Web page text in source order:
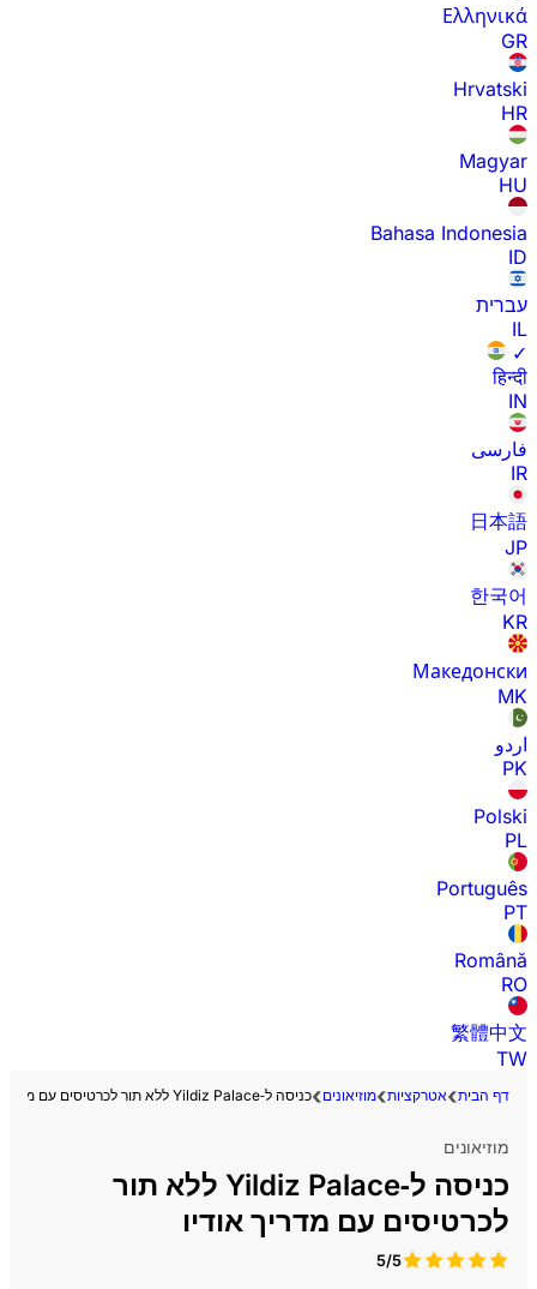
Ελληνικά
GR
Hrvatski
HR
Magyar
HU
Bahasa Indonesia
ID
עברית
IL
✓
हिन्दी
IN
فارسی
IR
日本語
JP
한국어
KR
Македонски
MK
اردو
PK
Polski
PL
Português
PT
Română
RO
繁體中文
TW
דף הבית אטרקציות מוזיאונים כניסה ל‑Yildiz Palace ללא תור לכרטיסים עם מדריך אודיו
מוזיאונים
כניסה ל‑Yildiz Palace ללא תור
לכרטיסים עם מדריך אודיו
5/5